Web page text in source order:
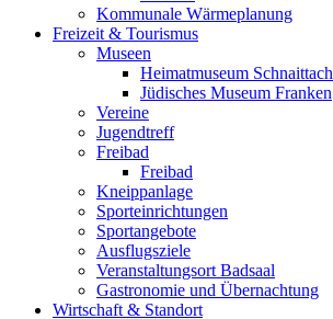
Kommunale Wärmeplanung
Freizeit & Tourismus
Museen
Heimatmuseum Schnaittach
Jüdisches Museum Franken
Vereine
Jugendtreff
Freibad
Freibad
Kneippanlage
Sporteinrichtungen
Sportangebote
Ausflugsziele
Veranstaltungsort Badsaal
Gastronomie und Übernachtung
Wirtschaft & Standort